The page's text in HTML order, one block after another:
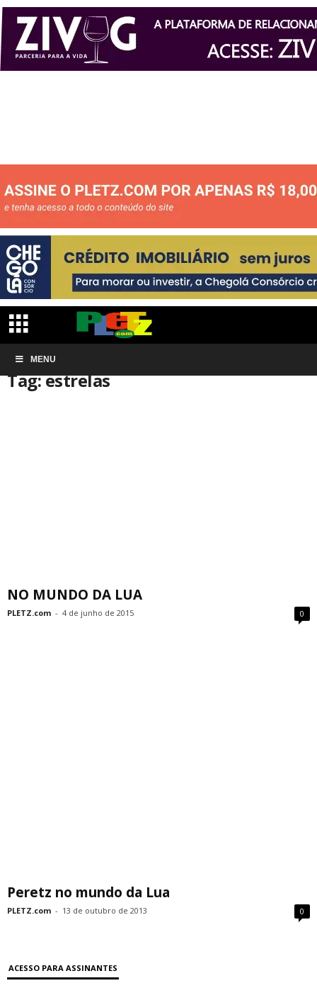
MENU
Início Tags
Tag: estrelas
NO MUNDO DA LUA
PLETZ.com - 4 de junho de 2015 0
Peretz no mundo da Lua
PLETZ.com - 13 de outubro de 2013 0
ACESSO PARA ASSINANTES